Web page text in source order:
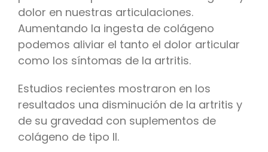
dolor en nuestras articulaciones.
Aumentando la ingesta de colágeno
podemos aliviar el tanto el dolor articular
como los síntomas de la artritis.
Estudios recientes mostraron en los
resultados una disminución de la artritis y
de su gravedad con suplementos de
colágeno de tipo II.